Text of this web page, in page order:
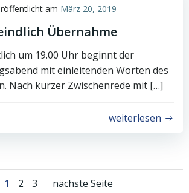
am März 20, 2019
Übernahme
um 19.00 Uhr beginnt der
mit einleitenden Worten des
Nach kurzer Zwischenrede mit […]
weiterlesen
Page
1 Page
2 Page
3 nächste Seite